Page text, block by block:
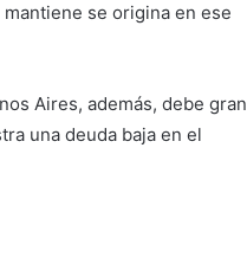
se origina en ese
Aires, además, debe gran
una deuda baja en el